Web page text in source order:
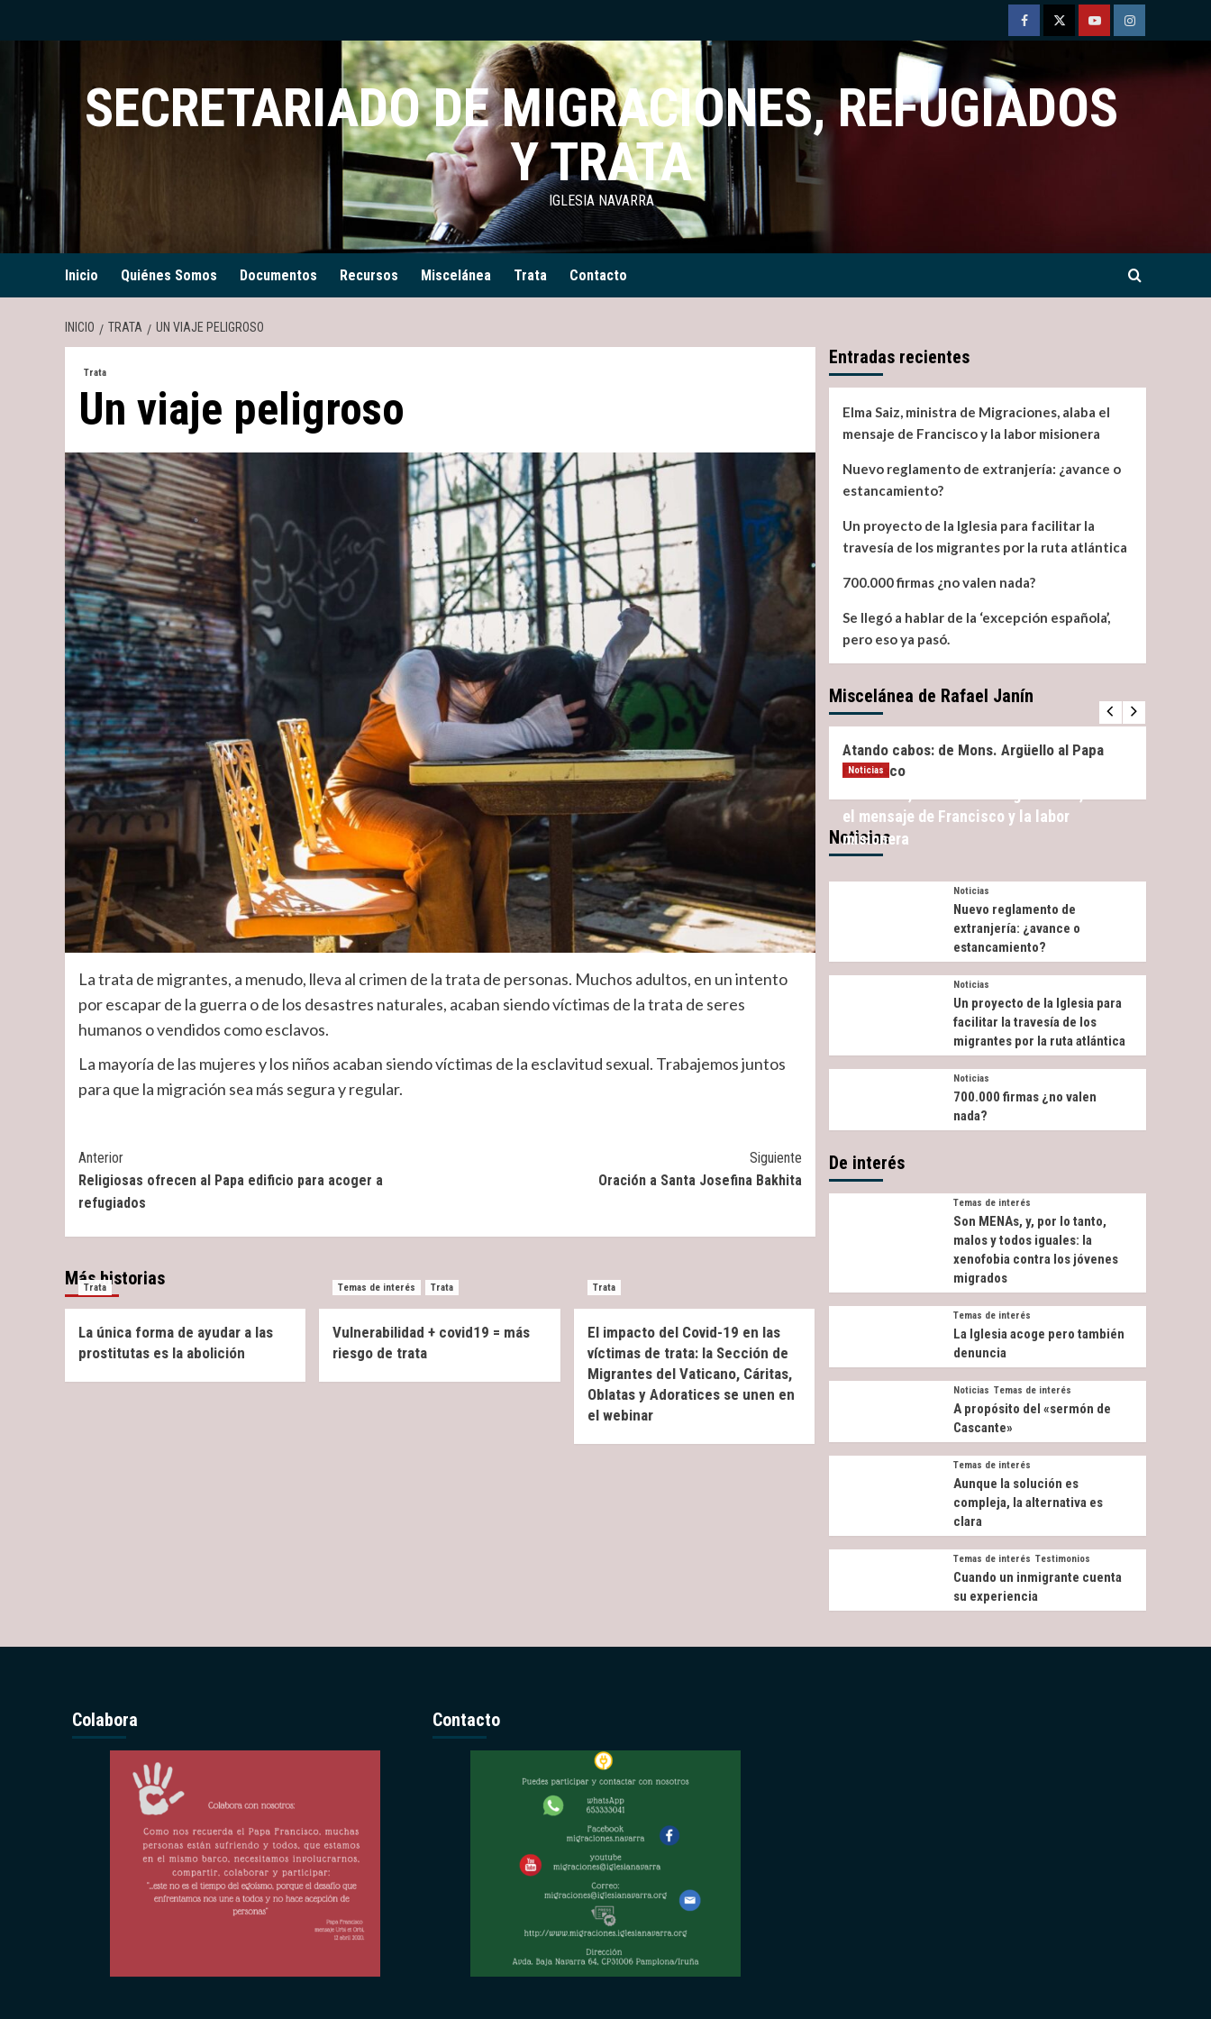
FacebookTwitterYoutubeInstagram
SECRETARIADO DE MIGRACIONES, REFUGIADOS
Y TRATA
IGLESIA NAVARRA
Inicio Quiénes Somos Documentos Recursos Miscelánea Trata Contacto
INICIO TRATA UN VIAJE PELIGROSO
Trata
Un viaje peligroso
La trata de migrantes, a menudo, lleva al crimen de la trata de personas. Muchos adultos, en un intento
por escapar de la guerra o de los desastres naturales, acaban siendo víctimas de la trata de seres
humanos o vendidos como esclavos.
La mayoría de las mujeres y los niños acaban siendo víctimas de la esclavitud sexual. Trabajemos juntos
para que la migración sea más segura y regular.
Post
Navigation
Anterior
Religiosas ofrecen al Papa edificio para acoger a
refugiados
Siguiente
Oración a Santa Josefina Bakhita
Más historias
Trata
La única forma de ayudar a las
prostitutas es la abolición
Temas de interés Trata
Vulnerabilidad + covid19 = más
riesgo de trata
Trata
El impacto del Covid-19 en las
víctimas de trata: la Sección de
Migrantes del Vaticano, Cáritas,
Oblatas y Adoratices se unen en
el webinar
Entradas recientes
Elma Saiz, ministra de Migraciones, alaba el
mensaje de Francisco y la labor misionera
Nuevo reglamento de extranjería: ¿avance o
estancamiento?
Un proyecto de la Iglesia para facilitar la
travesía de los migrantes por la ruta atlántica
700.000 firmas ¿no valen nada?
Se llegó a hablar de la ‘excepción española’,
pero eso ya pasó.
Miscelánea de Rafael Janín
Miscelánea
La profesora de italiano que habla de Dios a
sus alumnos musulmanes
Miscelánea Noticias
Atando cabos: de Mons. Argüello al Papa
Francisco
Noticias
Noticias
el mensaje de Francisco y la labor
misionera
Noticias
Nuevo reglamento de
extranjería: ¿avance o
estancamiento?
Noticias
Un proyecto de la Iglesia para
facilitar la travesía de los
migrantes por la ruta atlántica
Noticias
700.000 firmas ¿no valen
nada?
De interés
Temas de interés
Son MENAs, y, por lo tanto,
malos y todos iguales: la
xenofobia contra los jóvenes
migrados
Temas de interés
La Iglesia acoge pero también
denuncia
Noticias Temas de interés
A propósito del «sermón de
Cascante»
Temas de interés
Aunque la solución es
compleja, la alternativa es
clara
Temas de interés Testimonios
Cuando un inmigrante cuenta
su experiencia
Colabora Contacto